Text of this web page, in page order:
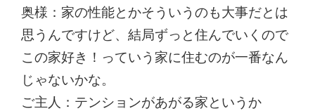
奥様：家の性能とかそういうのも大事だとは
思うんですけど、結局ずっと住んでいくので
この家好き！っていう家に住むのが一番なん
じゃないかな。
ご主人：テンションがあがる家というか